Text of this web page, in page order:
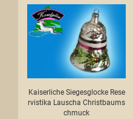
Kaiserliche Siegesglocke Rese
rvistika Lauscha Christbaums
chmuck